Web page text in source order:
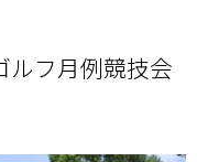
ルフ月例競技会